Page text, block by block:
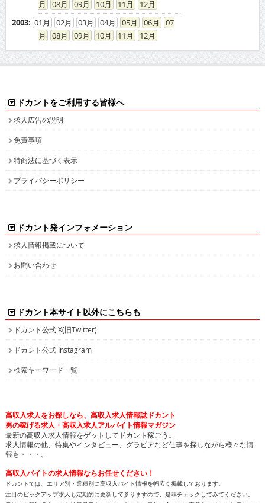
08
09 10 11 12
免責事項
お問い合わせ
ドカント公式 Instagram
求人情報の他、特集やインタビュー、グラビアなど仕事を探しながら様々な情
報も・・・。
高収入バイトの求人情報ならお任せください！
ドカントでは、エリア別・業種別に高収入バイト情報を幅広く掲載しております。
日払いや即決求人、また社員登用ありなど、働き方・目的に合わせて高収入バイトを検索してい
ただけます。接客が好き！という方や、コツコツ集中するのが得意！等、自分の長所にあった業
種で高収入求人を探してみませんか？